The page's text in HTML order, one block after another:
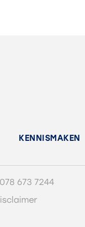
KENNISMAKEN
078 673 7244